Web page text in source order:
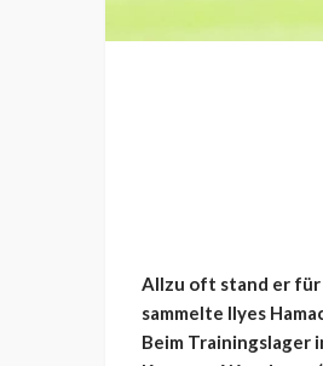
Allzu oft stand er für
sammelte Ilyes
Beim Trainingslager